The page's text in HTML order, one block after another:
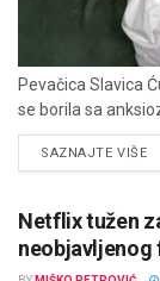
Pevačica Slavica
se borila sa
SAZNAJTE VIŠE
Netflix tužen
neobjavljenog